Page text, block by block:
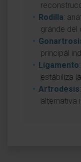
Rodilla:
grande del
principal
Ligamento
estabiliza
Artrodesis
alternativa